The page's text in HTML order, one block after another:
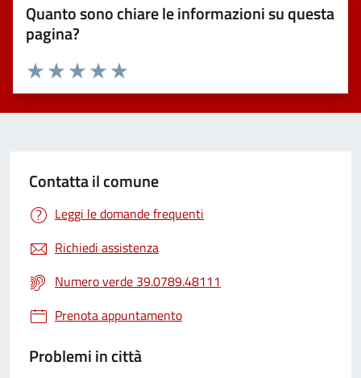
Quanto sono chiare le informazioni su questa
pagina?
Valuta 5 stelle su 5
Valuta 4 stelle su 5
Valuta 3 stelle su 5
Valuta 2 stelle su 5
Valuta 1 stelle su 5
Contatta il comune
Leggi le domande frequenti
Richiedi assistenza
Numero verde 39.0789.48111
Prenota appuntamento
Problemi in città